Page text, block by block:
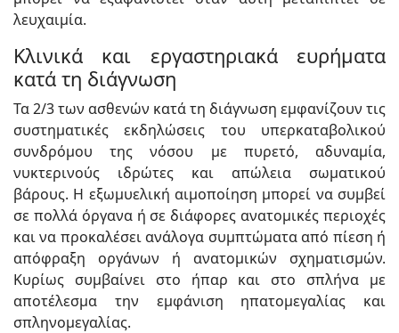
λευχαιμία.
Κλινικά και εργαστηριακά ευρήματα
κατά τη διάγνωση
Τα 2/3 των ασθενών κατά τη διάγνωση εμφανίζουν τις
συστηματικές εκδηλώσεις του υπερκαταβολικού
συνδρόμου της νόσου με πυρετό, αδυναμία,
νυκτερινούς ιδρώτες και απώλεια σωματικού
βάρους. Η εξωμυελική αιμοποίηση μπορεί να συμβεί
σε πολλά όργανα ή σε διάφορες ανατομικές περιοχές
και να προκαλέσει ανάλογα συμπτώματα από πίεση ή
απόφραξη οργάνων ή ανατομικών σχηματισμών.
Κυρίως συμβαίνει στο ήπαρ και στο σπλήνα με
αποτέλεσμα την εμφάνιση ηπατομεγαλίας και
σπληνομεγαλίας.